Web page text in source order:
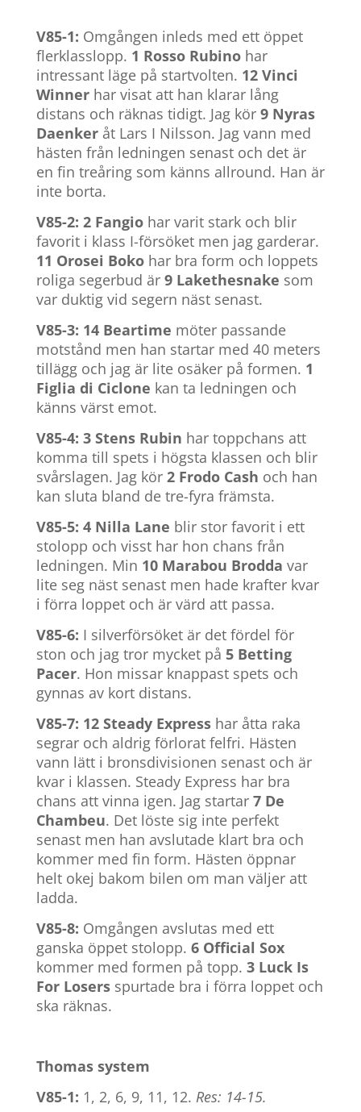
V85-1: Omgången inleds med ett öppet
flerklasslopp. 1 Rosso Rubinohar
intressant läge på startvolten. 12 Vinci
Winnerhar visat att han klarar lång
distans och räknas tidigt. Jag kör 9 Nyras
Daenkeråt Lars I Nilsson. Jag vann med
hästen från ledningen senast och det är
en fin treåring som känns allround. Han är
inte borta.
V85-2: 2 Fangiohar varit stark och blir
favorit i klass I-försöket men jag garderar.
11 Orosei Bokohar bra form och loppets
roliga segerbud är 9 Lakethesnake som
var duktig vid segern näst senast.
V85-3: 14 Beartime möter passande
motstånd men han startar med 40 meters
tillägg och jag är lite osäker på formen. 1
Figlia di Ciclone kan ta ledningen och
känns värst emot.
V85-4: 3 Stens Rubin har toppchans att
komma till spets i högsta klassen och blir
svårslagen. Jag kör 2 Frodo Cash och han
kan sluta bland de tre-fyra främsta.
V85-5: 4 Nilla Lane blir stor favorit i ett
stolopp och visst har hon chans från
ledningen. Min 10 Marabou Brodda var
lite seg näst senast men hade krafter kvar
i förra loppet och är värd att passa.
V85-6: I silverförsöket är det fördel för
ston och jag tror mycket på 5 Betting
Pacer. Hon missar knappast spets och
gynnas av kort distans.
V85-7: 12 Steady Expresshar åtta raka
segrar och aldrig förlorat felfri. Hästen
vann lätt i bronsdivisionen senast och är
kvar i klassen. Steady Express har bra
chans att vinna igen. Jag startar 7 De
Chambeu. Det löste sig inte perfekt
senast men han avslutade klart bra och
kommer med fin form. Hästen öppnar
helt okej bakom bilen om man väljer att
ladda.
V85-8: Omgången avslutas med ett
ganska öppet stolopp. 6 Official Sox
kommer med formen på topp. 3 Luck Is
For Losersspurtade bra i förra loppet och
ska räknas.
Thomas system
V85-1: 1, 2, 6, 9, 11, 12. Res: 14-15.